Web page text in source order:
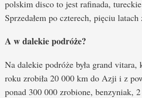
polskim disco to jest rafinada,
Sprzedałem po czterech, pięciu
A w dalekie podróże?
Na dalekie podróże była grand vitara,
roku zrobiła 20 000 km do Azji i z
ponad 300 000 zrobione, benzyniak,